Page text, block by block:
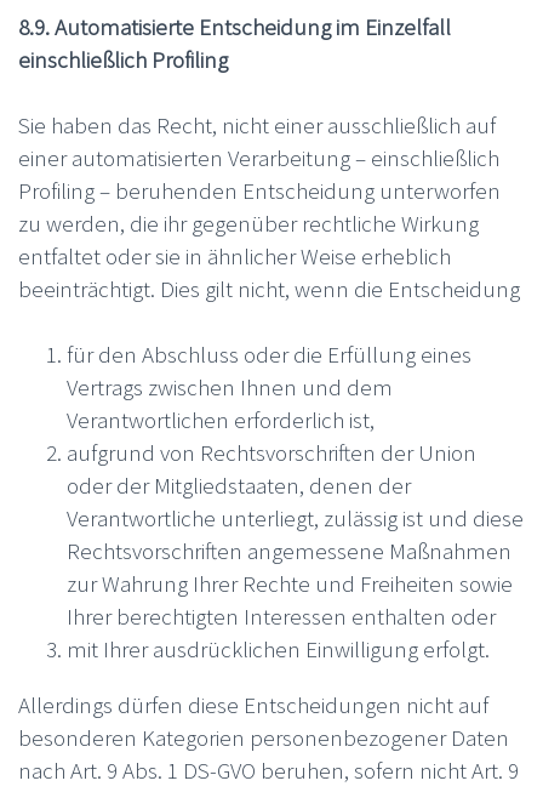
8.9. Automatisierte Entscheidung im Einzelfall
einschließlich Profiling
Sie haben das Recht, nicht einer ausschließlich auf
einer automatisierten Verarbeitung – einschließlich
Profiling – beruhenden Entscheidung unterworfen
zu werden, die ihr gegenüber rechtliche Wirkung
entfaltet oder sie in ähnlicher Weise erheblich
beeinträchtigt. Dies gilt nicht, wenn die Entscheidung
für den Abschluss oder die Erfüllung eines
Vertrags zwischen Ihnen und dem
Verantwortlichen erforderlich ist,
aufgrund von Rechtsvorschriften der Union
oder der Mitgliedstaaten, denen der
Verantwortliche unterliegt, zulässig ist und diese
Rechtsvorschriften angemessene Maßnahmen
zur Wahrung Ihrer Rechte und Freiheiten sowie
Ihrer berechtigten Interessen enthalten oder
mit Ihrer ausdrücklichen Einwilligung erfolgt.
Allerdings dürfen diese Entscheidungen nicht auf
besonderen Kategorien personenbezogener Daten
nach Art. 9 Abs. 1 DS-GVO beruhen, sofern nicht Art. 9